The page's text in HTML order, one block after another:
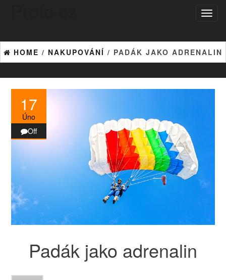
HOME / NAKUPOVÁNÍ / PADÁK JAKO ADRENALIN
17
Úno
Off
Padák jako adrenalin